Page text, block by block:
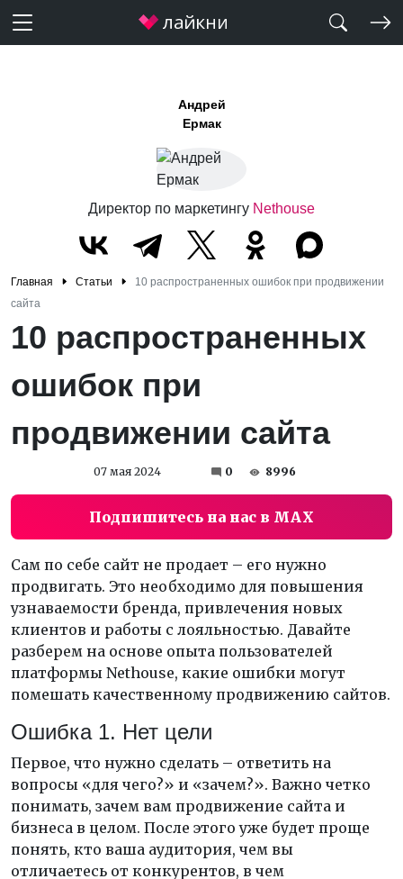
Андрей
Ермак
Директор по маркетингу Nethouse
Главная Статьи
10 распространенных ошибок при продвижении
сайта
10 распространенных
ошибок при
продвижении сайта
07 мая 2024 0 8996
Подпишитесь на нас в MAX
Сам по себе сайт не продает – его нужно
продвигать. Это необходимо для повышения
узнаваемости бренда, привлечения новых
клиентов и работы с лояльностью. Давайте
разберем на основе опыта пользователей
платформы Nethouse, какие ошибки могут
помешать качественному продвижению сайтов.
Ошибка 1. Нет цели
Первое, что нужно сделать – ответить на
вопросы «для чего?» и «зачем?». Важно четко
понимать, зачем вам продвижение сайта и
бизнеса в целом. После этого уже будет проще
понять, кто ваша аудитория, чем вы
отличаетесь от конкурентов, в чем